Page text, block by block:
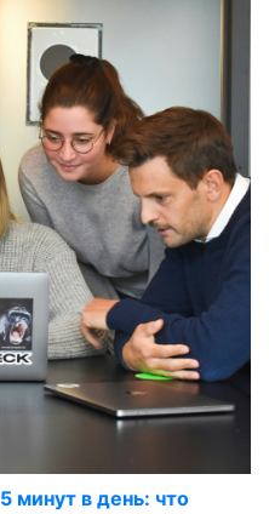
минут в день: что